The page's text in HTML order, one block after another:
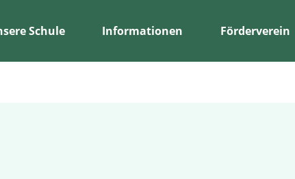
Schule Informationen Förderverein